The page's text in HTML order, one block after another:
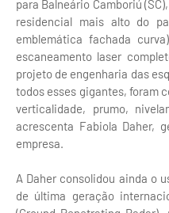
para Balneário Camboriú
residencial mais alto do
emblemática fachada
escaneamento laser
projeto de engenharia das
todos esses gigantes, foram
verticalidade, prumo,
acrescenta Fabiola Daher,
empresa.
A Daher consolidou ainda o
de última geração